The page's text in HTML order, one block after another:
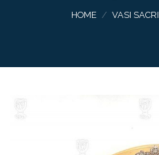
HOME / VASI SACRI